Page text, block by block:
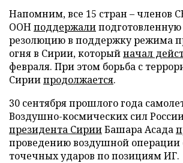
Напомним, все 15 стран – членов
ООНподдержали
резолюцию в поддержку режима
огня в Сирии, которыйначал
февраля. При этом борьба с
Сириипродолжается.
30 сентября прошлого года
Воздушно-космических сил
президента СирииБашара Асада
проведению воздушной операции
точечных ударов по позициям ИГ.